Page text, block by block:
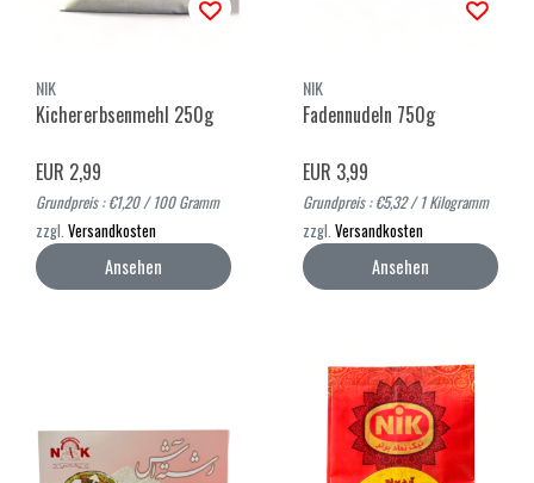
NIK
Kichererbsenmehl 250g
EUR 2,99
Grundpreis : €1,20 / 100 Gramm
zzgl. Versandkosten
Ansehen
NIK
Fadennudeln 750g
EUR 3,99
Grundpreis : €5,32 / 1 Kilogramm
zzgl. Versandkosten
Ansehen